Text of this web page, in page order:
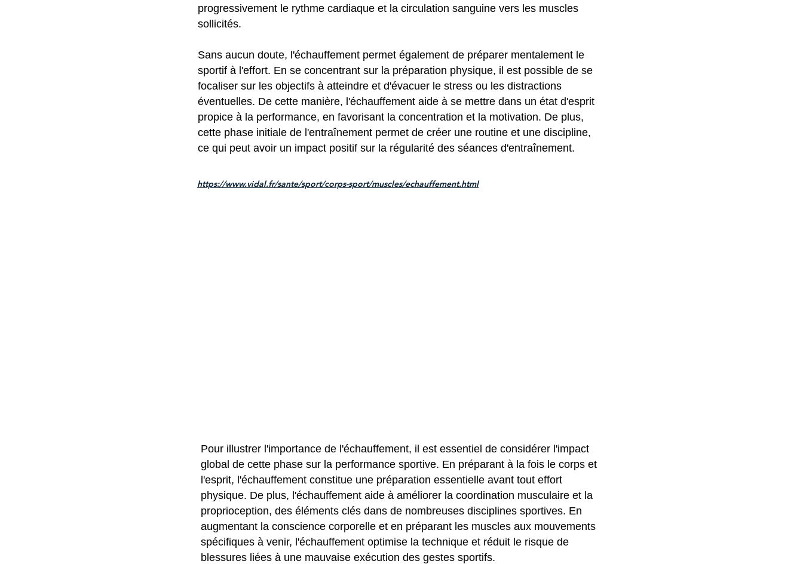
progressivement le rythme cardiaque et la circulation sanguine vers les muscles
sollicités.
Sans aucun doute, l'échauffement permet également de préparer mentalement le
sportif à l'effort. En se concentrant sur la préparation physique, il est possible de se
focaliser sur les objectifs à atteindre et d'évacuer le stress ou les distractions
éventuelles. De cette manière, l'échauffement aide à se mettre dans un état d'esprit
propice à la performance, en favorisant la concentration et la motivation. De plus,
cette phase initiale de l'entraînement permet de créer une routine et une discipline,
ce qui peut avoir un impact positif sur la régularité des séances d'entraînement.
https://www.vidal.fr/sante/sport/corps-sport/muscles/echauffement.html
Pour illustrer l'importance de l'échauffement, il est essentiel de considérer l'impact
global de cette phase sur la performance sportive. En préparant à la fois le corps et
l'esprit, l'échauffement constitue une préparation essentielle avant tout effort
physique. De plus, l'échauffement aide à améliorer la coordination musculaire et la
proprioception, des éléments clés dans de nombreuses disciplines sportives. En
augmentant la conscience corporelle et en préparant les muscles aux mouvements
spécifiques à venir, l'échauffement optimise la technique et réduit le risque de
blessures liées à une mauvaise exécution des gestes sportifs.